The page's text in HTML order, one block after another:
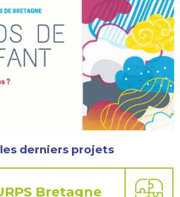
derniers projets
Bretagne